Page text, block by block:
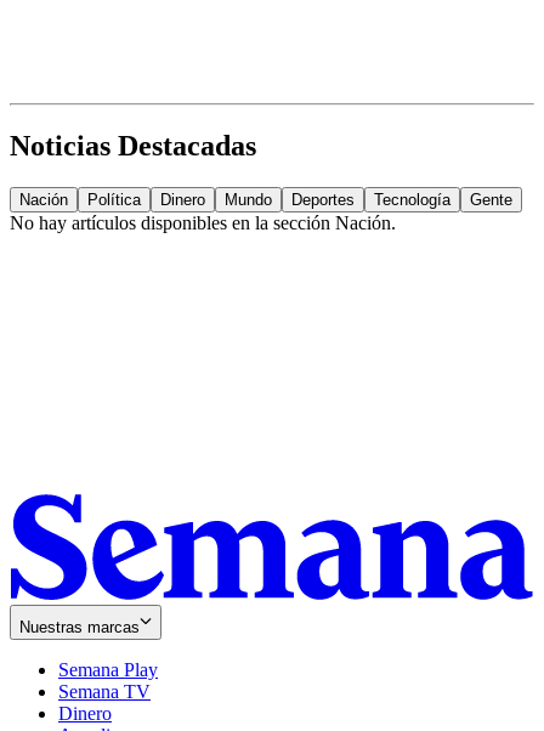
Noticias Destacadas
Nación Política Dinero Mundo Deportes Tecnología Gente
No hay artículos disponibles en la sección Nación.
Nuestras marcas
Semana Play
Semana TV
Dinero